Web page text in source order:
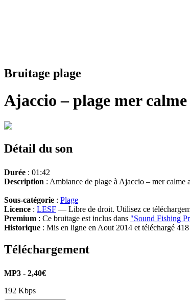
Bruitage plage
Ajaccio – plage mer calme
Détail du son
Durée : 01:42
Description : Ambiance de plage à Ajaccio – mer calme
Sous-catégorie : Plage
Licence : LESF — Libre de droit. Utilisez ce
Premium : Ce bruitage est inclus dans "Sound Fishing
Historique : Mis en ligne en Aout 2014 et téléchargé
Téléchargement
MP3 - 2,40€
192 Kbps